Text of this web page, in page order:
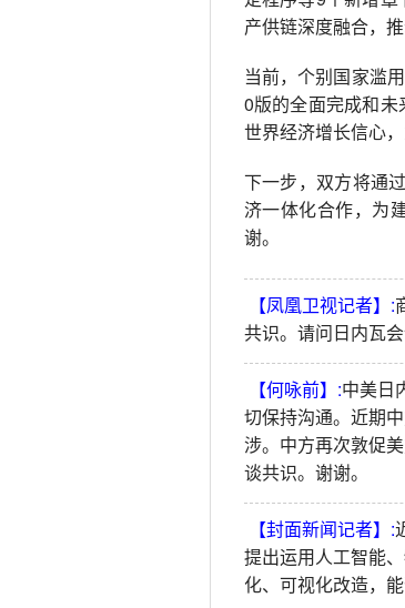
产供链深度融合，
当前，个别国家滥
0版的全面完成和
世界经济增长信心
下一步，双方将通
济一体化合作，为
谢。
【凤凰卫视记者】:
共识。请问日内瓦
【何咏前】:中美日
切保持沟通。近期
涉。中方再次敦促
谈共识。谢谢。
【封面新闻记者】:
提出运用人工智能
化、可视化改造，